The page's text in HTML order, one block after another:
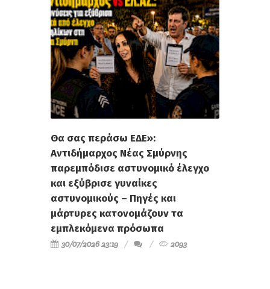
Θα σας περάσω ΕΔΕ»:
Αντιδήμαρχος Νέας Σμύρνης
παρεμπόδισε αστυνομικό έλεγχο
και εξύβρισε γυναίκες
αστυνομικούς – Πηγές και
μάρτυρες κατονομάζουν τα
εμπλεκόμενα πρόσωπα
30/07/2026 23:19 2093